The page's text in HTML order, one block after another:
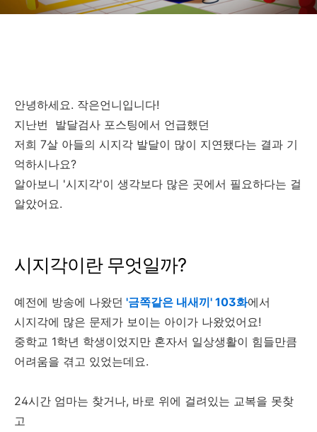
안녕하세요. 작은언니입니다!
지난번 발달검사 포스팅에서 언급했던
저희 7살 아들의 시지각 발달이 많이 지연됐다는 결과 기
억하시나요?
알아보니 '시지각'이 생각보다 많은 곳에서 필요하다는 걸
알았어요.
시지각이란 무엇일까?
예전에 방송에 나왔던 '금쪽같은 내새끼' 103화에서
시지각에 많은 문제가 보이는 아이가 나왔었어요!
중학교 1학년 학생이었지만 혼자서 일상생활이 힘들만큼
어려움을 겪고 있었는데요.
24시간 엄마는 찾거나, 바로 위에 걸려있는 교복을 못찾
고